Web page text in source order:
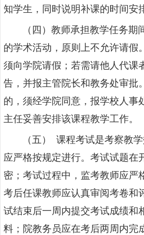
知学生，同时说明补课的时间安
（四）教师承担教学任务期
的学术活动，原则上不允许请假
须向学院请假；若需请他人代课
告，并报主管院长和教务处审批
的，须经学院同意，报学校人事
主任妥善安排该课程教学工作。
（五） 课程考试是考察教
应严格按规定进行。考试试题在
密；考试过程中，监考教师应严
考后任课教师应认真审阅考卷和
试结束后一周内提交考试成绩和
料；院教务员应在考后两周内完